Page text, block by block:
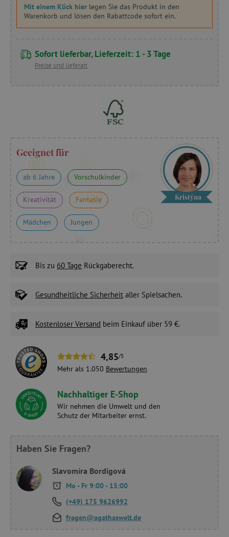
Mit einem Klick hier legen Sie das Produkt in den
Warenkorb und lösen den Rabattcode sofort ein.
Sofort lieferbar, Lieferzeit: 1 - 3 Tage
Preise und lieferart
Geeignet für
ab 6 Jahre Vorschulkinder
Kreativität Fantasie
Mädchen Jungen
Kristýna
Bis zu 60 Tage Rückgaberecht.
Gesundheitliche Sicherheit aller Spielsachen.
Kostenloser Versand beim Einkauf über 59 €.
4,85/5
Mehr als 1.050 Bewertungen
Nachhaltiger E-Shop
Wir nehmen die Umwelt und den
Schutz der Mitarbeiter ernst.
Haben Sie Fragen?
Slavomíra Bordigová
Mo - Fr 9:00 - 15:00
(+49) 175 9626992
fragen@agathaswelt.de